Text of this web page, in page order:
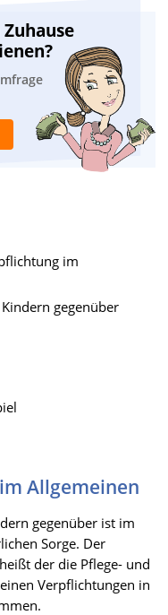
im
gegenüber
Allgemeinen
gegenüber ist im
Sorge. Der
der die Pflege- und
Verpflichtungen in